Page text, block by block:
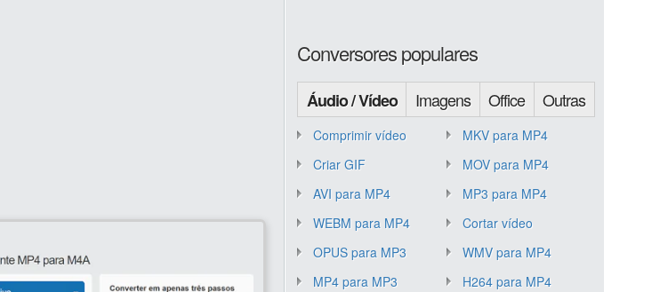
Conversores populares
Áudio / Vídeo Imagens Office Outras
Comprimir vídeo
MKV para MP4
Criar GIF
MOV para MP4
AVI para MP4
MP3 para MP4
WEBM para MP4
Cortar vídeo
OPUS para MP3
WMV para MP4
MP4 para MP3
H264 para MP4